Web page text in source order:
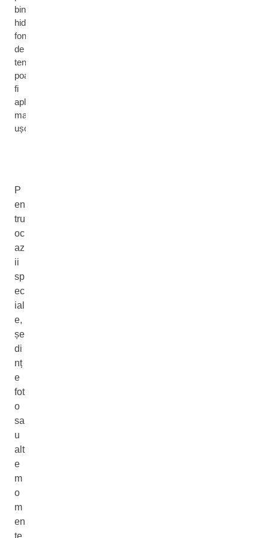
bine
hidratată,
fondul
de
ten
poate
fi
aplicat
mai
ușor.
P
en
tru
oc
az
ii
sp
ec
ial
e,
șe
di
nț
e
fot
o
sa
u
alt
e
m
o
m
en
te